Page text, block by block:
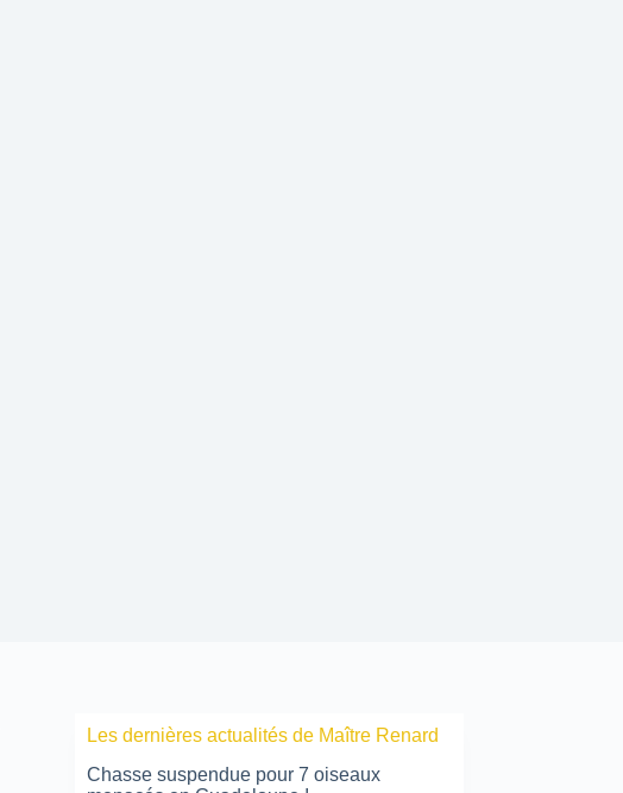
Les dernières actualités de Maître Renard
Chasse suspendue pour 7 oiseaux